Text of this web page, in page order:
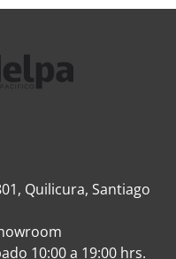
Quilicura, Santiago
10:00 a 19:00 hrs.